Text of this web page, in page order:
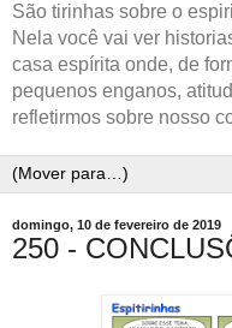
São tirinhas sobre o
Nela você vai ver
casa espírita onde, de
pequenos enganos,
refletirmos sobre nosso
domingo, 10 de fevereiro de 2019
250 -